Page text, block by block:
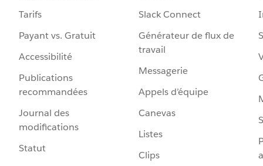
Tarifs
Payant vs. Gratuit
Accessibilité
Publications
recommandées
Journal des
modifications
Statut
Slack Connect
Générateur de flux de
travail
Messagerie
Appels d’équipe
Canevas
Listes
Clips